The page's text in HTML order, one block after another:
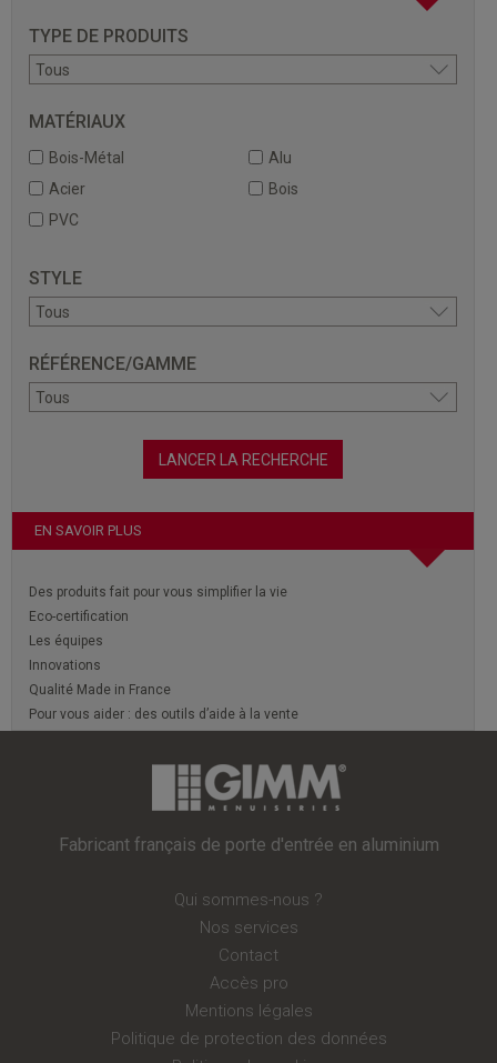
TYPE DE PRODUITS
MATÉRIAUX
Bois-Métal
Alu
Acier
Bois
PVC
STYLE
RÉFÉRENCE/GAMME
EN SAVOIR PLUS
Des produits fait pour vous simplifier la vie
Eco-certification
Les équipes
Innovations
Qualité Made in France
Pour vous aider : des outils d’aide à la vente
Fabricant français de porte d'entrée en aluminium
Qui sommes-nous ?
Nos services
Contact
Accès pro
Mentions légales
Politique de protection des données